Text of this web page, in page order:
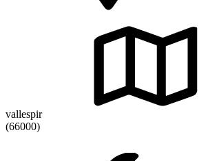
vallespir
(66000)